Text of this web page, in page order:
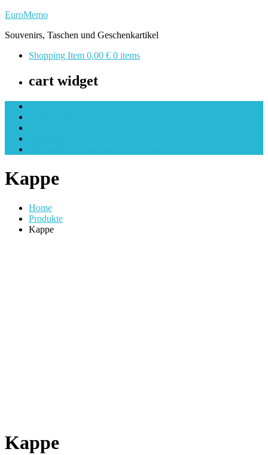
Skip
content
EuroMemo
Souvenirs, Taschen und Geschenkartikel
Shopping Item 0,00 € 0 items
cart widget
Kappe
Home
Produkte
Kappe
Kappe